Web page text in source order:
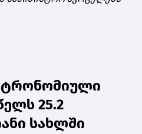
25.2
სახლში